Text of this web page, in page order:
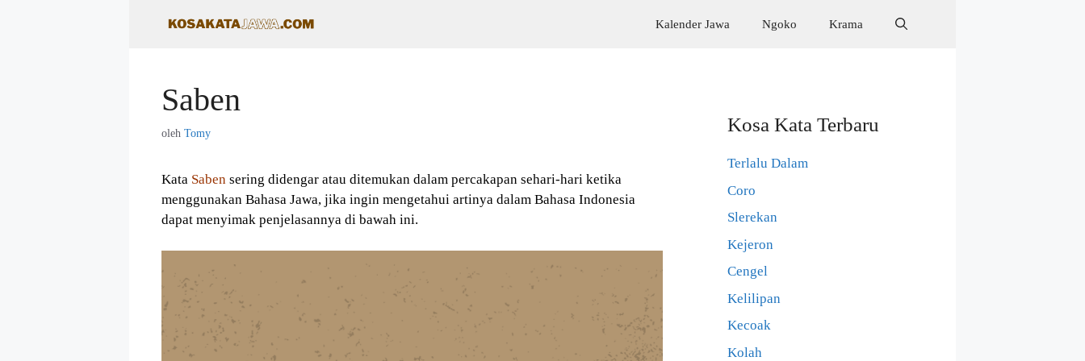
Kalender Jawa Ngoko Krama
Saben
oleh Tomy
Kata Saben sering didengar atau ditemukan dalam percakapan sehari-hari ketika
menggunakan Bahasa Jawa, jika ingin mengetahui artinya dalam Bahasa Indonesia
dapat menyimak penjelasannya di bawah ini.
Kosa Kata Terbaru
Terlalu Dalam
Coro
Slerekan
Kejeron
Cengel
Kelilipan
Kecoak
Kolah